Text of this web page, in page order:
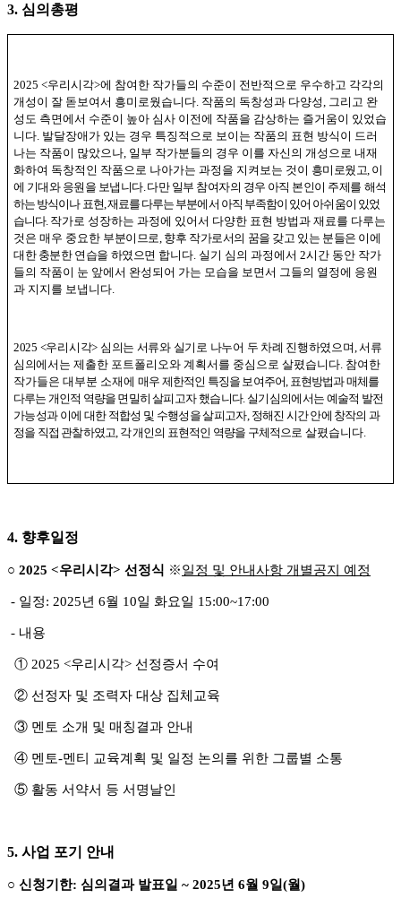
3. 심의총평
2025 <우리시각>에 참여한 작가들의 수준이 전반적으로 우수하고 각각의
개성이 잘 돋보여서 흥미로웠습니다. 작품의 독창성과 다양성, 그리고 완
성도 측면에서 수준이 높아 심사 이전에 작품을 감상하는 즐거움이 있었습
니다. 발달장애가 있는 경우 특징적으로 보이는 작품의 표현 방식이 드러
나는 작품이 많았으나, 일부 작가분들의 경우 이를 자신의 개성으로 내재
화하여 독창적인 작품으로 나아가는 과정을 지켜보는 것이 흥미로웠고, 이
에 기대와 응원을 보냅니다.다만 일부 참여자의 경우 아직 본인이 주제를 해석
하는 방식이나 표현,재료를 다루는 부분에서 아직 부족함이 있어 아쉬움이 있었
습니다. 작가로 성장하는 과정에 있어서 다양한 표현 방법과 재료를 다루는
것은 매우 중요한 부분이므로, 향후 작가로서의 꿈을 갖고 있는 분들은 이에
대한 충분한 연습을 하였으면 합니다. 실기 심의 과정에서 2시간 동안 작가
들의 작품이 눈 앞에서 완성되어 가는 모습을 보면서 그들의 열정에 응원
과 지지를 보냅니다.
2025 <우리시각> 심의는 서류와 실기로 나누어 두 차례 진행하였으며,서류
심의에서는 제출한 포트폴리오와 계획서를 중심으로 살폈습니다. 참여한
작가들은 대부분 소재에 매우 제한적인 특징을 보여주어, 표현방법과 매체를
다루는 개인적 역량을 면밀히 살피고자 했습니다. 실기심의에서는 예술적 발전
가능성과 이에 대한 적합성 및 수행성을 살피고자, 정해진 시간 안에 창작의 과
정을 직접 관찰하였고, 각 개인의 표현적인 역량을 구체적으로 살폈습니다.
4. 향후일정
○ 2025 <우리시각> 선정식 ※일정 및 안내사항 개별공지 예정
- 일정: 2025년 6월 10일 화요일 15:00~17:00
- 내용
① 2025 <우리시각> 선정증서 수여
② 선정자 및 조력자 대상 집체교육
③ 멘토 소개 및 매칭결과 안내
④ 멘토-멘티 교육계획 및 일정 논의를 위한 그룹별 소통
⑤ 활동 서약서 등 서명날인
5. 사업 포기 안내
○ 신청기한: 심의결과 발표일 ~ 2025년 6월 9일(월)